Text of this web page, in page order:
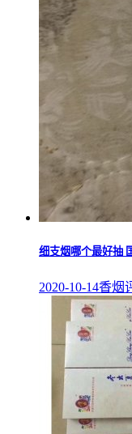
细支烟哪个最好抽
2020-10-14香烟